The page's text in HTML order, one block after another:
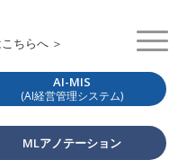
ちらへ ＞
AI-MIS
(AI経営管理システム)
MLアノテーション